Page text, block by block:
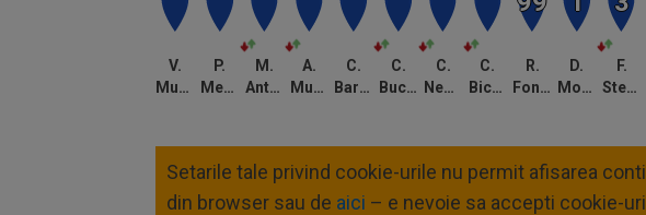
V.
Mutiu
P.
Medina
M.
Antoche
A.
Murgia
C.
Barbut
C.
Bucuroiu
C.
Negut
C.
Biceanu
R.
Fonseca
D.
Moldovan
F.
Stefan
Setarile tale privind cookie-urile nu permit afisarea
din browser sau de aici – e nevoie sa accepti cookie-